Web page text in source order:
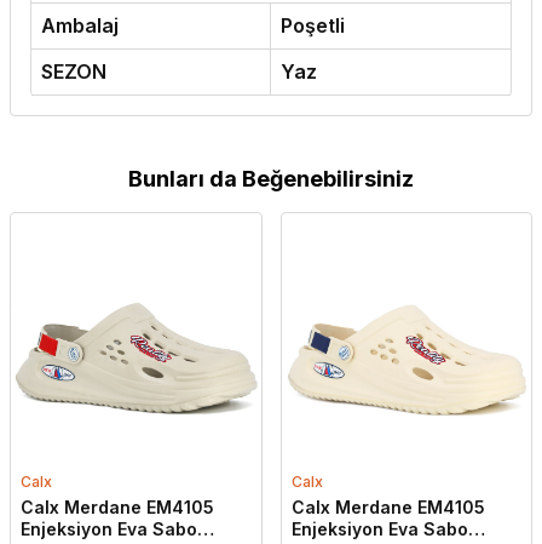
Ambalaj
Poşetli
SEZON
Yaz
Bunları da Beğenebilirsiniz
Calx
Calx Merdane EM4105
Enjeksiyon Eva Sabo
Calx
Calx Merdane EM4105
Enjeksiyon Eva Sabo